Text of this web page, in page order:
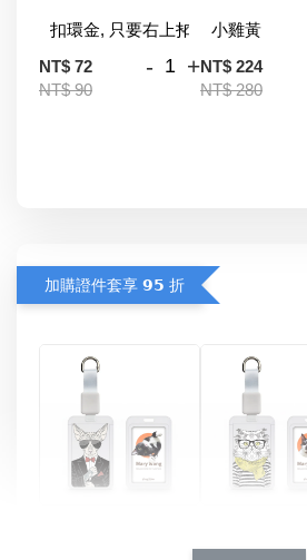
NT$ 72
NT$ 90
- +NT$ 224
NT$ 280
加購證件套享 𝟵𝟱 折